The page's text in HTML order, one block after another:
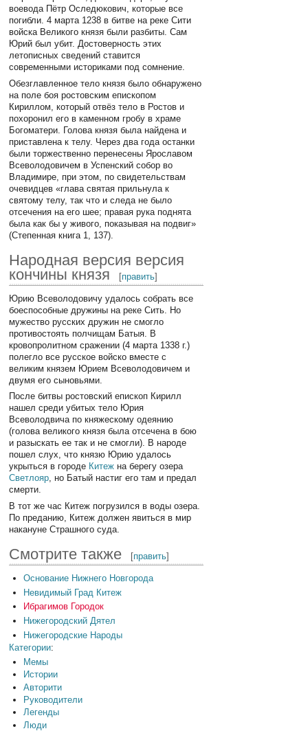
воевода Пётр Оследюкович, которые все
погибли. 4 марта 1238 в битве на реке Сити
войска Великого князя были разбиты. Сам
Юрий был убит. Достоверность этих
летописных сведений ставится
современными историками под сомнение.
Обезглавленное тело князя было обнаружено
на поле боя ростовским епископом
Кириллом, который отвёз тело в Ростов и
похоронил его в каменном гробу в храме
Богоматери. Голова князя была найдена и
приставлена к телу. Через два года останки
были торжественно перенесены Ярославом
Всеволодовичем в Успенский собор во
Владимире, при этом, по свидетельствам
очевидцев «глава святая прильнула к
святому телу, так что и следа не было
отсечения на его шее; правая рука поднята
была как бы у живого, показывая на подвиг»
(Степенная книга 1, 137).
Народная версия версия
кончины князя
[править]
Юрию Всеволодовичу удалось собрать все
боеспособные дружины на реке Сить. Но
мужество русских дружин не смогло
противостоять полчищам Батыя. В
кровопролитном сражении (4 марта 1338 г.)
полегло все русское войско вместе с
великим князем Юрием Всеволодовичем и
двумя его сыновьями.
После битвы ростовский епископ Кирилл
нашел среди убитых тело Юрия
Всеволодвича по княжескому одеянию
(голова великого князя была отсечена в бою
и разыскать ее так и не смогли). В народе
пошел слух, что князю Юрию удалось
укрыться в городе Китеж на берегу озера
Светлояр, но Батый настиг его там и предал
смерти.
В тот же час Китеж погрузился в воды озера.
По преданию, Китеж должен явиться в мир
накануне Страшного суда.
Смотрите также [править]
Основание Нижнего Новгорода
Невидимый Град Китеж
Ибрагимов Городок
Нижегородский Дятел
Нижегородские Народы
Категории:
Мемы
Истории
Авторити
Руководители
Легенды
Люди